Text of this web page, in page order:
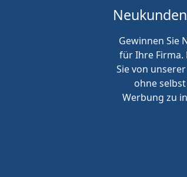
Neukunden
Gewinnen Sie
für Ihre
Sie von
ohne
Werbung zu